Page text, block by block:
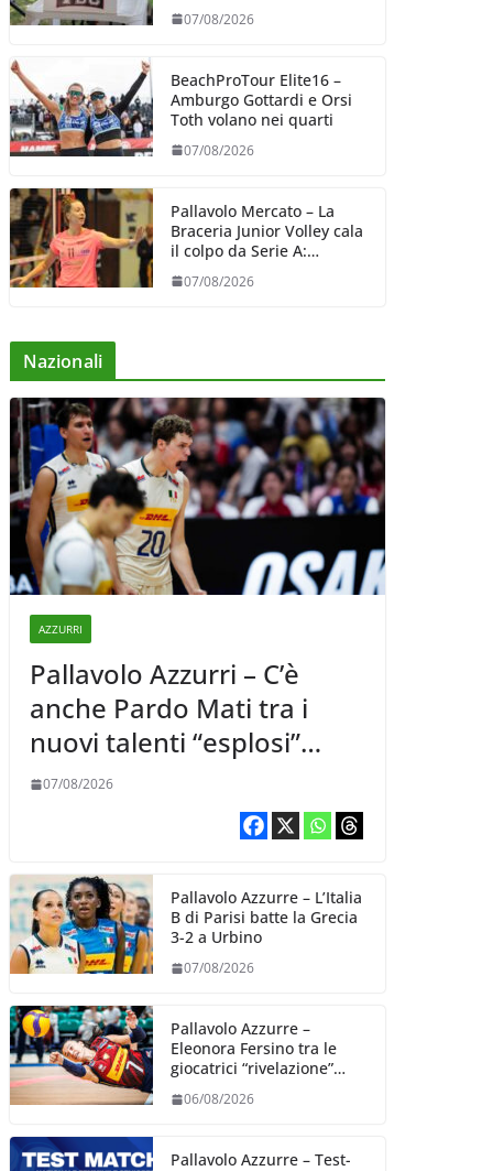
07/08/2026
BeachProTour Elite16 –
Amburgo Gottardi e Orsi
Toth volano nei quarti
07/08/2026
Pallavolo Mercato – La
Braceria Junior Volley cala
il colpo da Serie A:
Barbara Varaldo è il nuovo
riferimento dell’attacco
07/08/2026
Nazionali
AZZURRI
Pallavolo Azzurri – C’è
anche Pardo Mati tra i
nuovi talenti “esplosi”
nella VNL 2026 per
07/08/2026
Pallavolo Azzurre – L’Italia
B di Parisi batte la Grecia
3-2 a Urbino
07/08/2026
Pallavolo Azzurre –
Eleonora Fersino tra le
giocatrici “rivelazione”
Volleyball World
06/08/2026
Pallavolo Azzurre – Test-